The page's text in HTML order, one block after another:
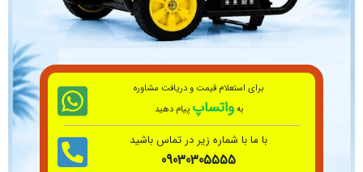
الکتروموتور وگ ضد انفجار 11KW 4P EXD از کیفیت ساختی
فوق العاده به همرا راندمان بالا برخوردار است. همچنین در
مکان هایی با ریسک بالا میتوان از آن استفاده کرد.(دارای
استاندارد IIB T4). تمامی این موارد و بسیاری مزایای دیگر
سبب شده که امروزه الکتروموتور ضد انفجار وگ یکی از
های مورد تایید شرکت های نفتی و پتروشیمی
برای استعلام قیمت و دریافت مشاوره
بهواتساپ پیام دهید
با ما با شماره زیر در تماس باشید
09030305555